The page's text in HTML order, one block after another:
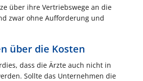
über ihre Vertriebswege an die
zwar ohne Aufforderung und
über die Kosten
dass die Ärzte auch nicht in
Sollte das Unternehmen die